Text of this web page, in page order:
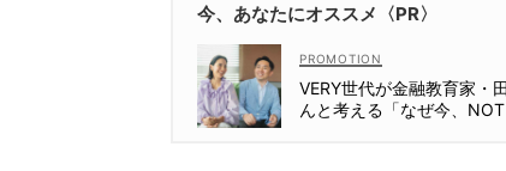
今、あなたにオススメ〈PR〉
VERY世代が金融教育家・
んと考える「なぜ今、NOT